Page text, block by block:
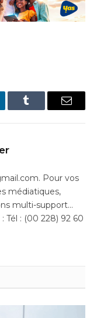
Tumblr Email
Pour vos
médiatiques,
multi-support…
Tél : (00 228) 92 60